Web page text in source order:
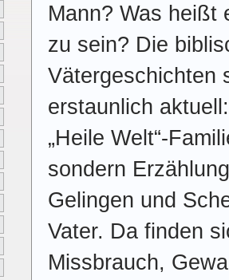
Mann? Was heißt
zu sein? Die
Vätergeschichten
erstaunlich
„Heile Welt“-
sondern
Gelingen und
Vater. Da finden
Missbrauch,